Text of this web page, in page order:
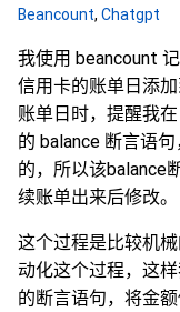
Beancount, Chatgpt
我使用 beancount
信用卡的账单日添
账单日时，提醒我
的 balance 断言语
的，所以该balance
续账单出来后修改。
这个过程是比较机
动化这个过程，这
的断言语句，将金